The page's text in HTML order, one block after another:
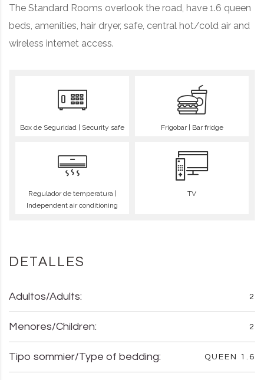
Box de Seguridad | Security safe Frigobar | Bar fridge
Regulador de temperatura |
Independent air conditioning
TV
The Standard Rooms overlook the road, have 1.6 queen
beds, amenities, hair dryer, safe, central hot/cold air and
wireless internet access.
DETALLES
Adultos/Adults: 2
Menores/Children: 2
Tipo sommier/Type of bedding: QUEEN 1.6